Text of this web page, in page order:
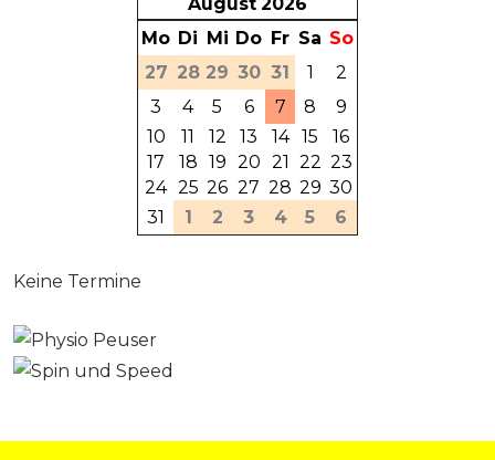
August 2026
Mo Di Mi Do Fr Sa So
27 28 29 30 31 1
2
3
4 5 6 7 8
9
10
11 12 13 14 15
16
17
18 19 20 21 22 23
24 25 26 27 28 29 30
31
1 2 3 4 5 6
Keine Termine